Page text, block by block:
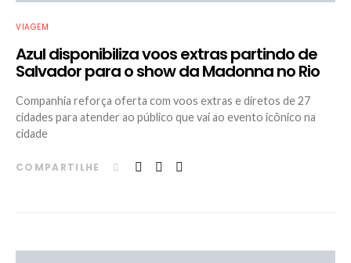
VIAGEM
Azul disponibiliza voos extras partindo de
Salvador para o show da Madonna no Rio
Companhia reforça oferta com voos extras e diretos de 27
cidades para atender ao público que vai ao evento icônico na
cidade
COMPARTILHE